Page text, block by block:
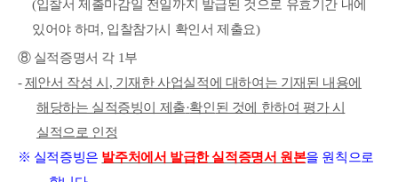
(입찰서 제출마감일 전일까지 발급된 것으로 유효기간 내에
있어야 하며 , 입찰참가시 확인서 제출요)
⑧ 실적증명서 각 1부
-제안서 작성 시 , 기재한 사업실적에 대하여는 기재된 내용에
해당하는 실적증빙이 제출·확인 된 것에 한하여 평가 시
실적으로 인정
※ 실적증빙은 발주처에서 발급한 실적증명서 원본을 원칙으로